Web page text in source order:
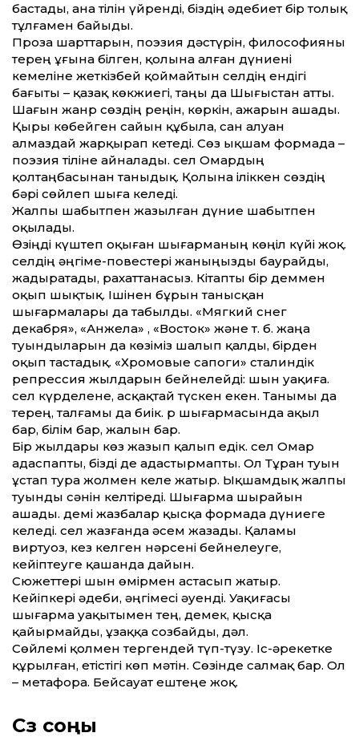
бастады, ана тілін үйренді, біздің әдебиет бір толық
тұлғамен байыды.
Проза шарт­тарын, поэзия дәстүрін, философияны
терең ұғына білген, қолына алған дүниені
кемеліне жеткізбей қоймайтын Әселдің ендігі
бағыты – қазақ көкжиегі, таңы да Шығыстан ат­ты.
Шағын жанр сөздің реңін, көркін, ажарын ашады.
Қыры көбейген сайын құбыла, сан алуан
алмаздай жарқырап кетеді. Сөз ықшам формада –
поэзия тіліне айналады. Әсел Омардың
қолтаңбасынан таныдық. Қолына іліккен сөздің
бәрі сөйлеп шыға келеді.
Жалпы шабытпен жазылған дүние шабытпен
оқылады.
Өзіңді күштеп оқыған шығарманың көңіл күйі жоқ.
Әселдің әңгіме-повестері жаныңызды баурайды,
жадыратады, рахат­танасыз. Кітапты бір деммен
оқып шықтық. Ішінен бұрын танысқан
шығармалары да табылды. «Мягкий снег
декабря», «Анжела» , «Восток» жәнет. б. жаңа
туындыларын да көзіміз шалып қалды, бірден
оқып тастадық. «Хромовые сапоги» сталиндік
репрессия жылдарын бейнелейді: шын уақиға.
Әсел күрделене, асқақтай түскен екен. Танымы да
терең, талғамы да биік. Әр шығармасында ақыл
бар, білім бар, жалын бар.
Бір жылдары көз жазып қалып едік. Әсел Омар
адаспапты, бізді де адастырмапты. Ол Тұран туын
ұстап тура жолмен келе жатыр. Ықшамдық жалпы
туынды сәнін келтіреді. Шығарма шырайын
ашады. Әдемі жазбалар қысқа формада дүниеге
келеді. Әсел жазғанда әсем жазады. Қаламы
виртуоз, кез келген нәрсені бейнелеуге,
кейіптеуге қашанда дайын.
Сюжет­тері шын өмірмен астасып жатыр.
Кейіпкері әдеби, әңгімесі әуенді. Уақиғасы
шығарма уақытымен тең, демек, қысқа
қайырмайды, ұзаққа созбайды, дәл.
Сөйлемі қолмен тергендей түп-түзу. Іс-әрекетке
құрылған, етістігі көп мәтін. Сөзінде салмақ бар. Ол
– метафора. Бейсауат ештеңе жоқ.
Сөз соңы